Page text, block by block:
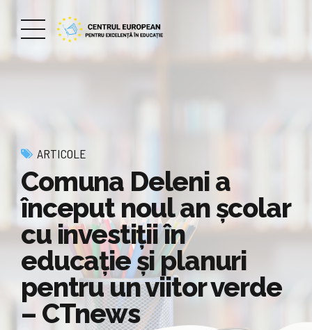
ARTICOLE
Comuna Deleni a
început noul an școlar
cu investiții în
educație și planuri
pentru un viitor verde
– CTnews